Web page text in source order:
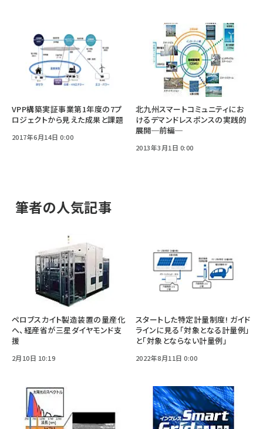
VPP構築実証事業第1年度の7プ
ロジェクトから見えた成果と課題
2017年6月14日 0:00
北九州スマートコミュニティにお
けるデマンドレスポンスの実践的
展開─前編─
2013年3月1日 0:00
筆者の人気記事
ペロブスカイト製造装置の量産化
へ、経産省が三星ダイヤモンド支
援
2月10日 10:19
スタートした特定計量制度! ガイド
ラインに見る「対象となる計量例」
と「対象とならない計量例」
2022年8月11日 0:00